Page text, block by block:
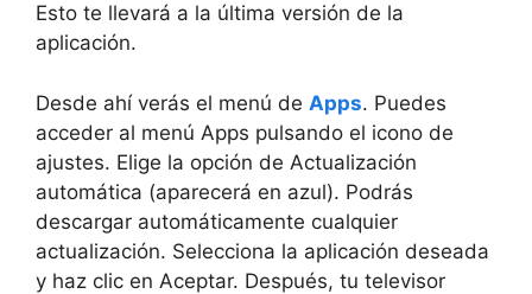
Esto te llevará a la última versión de la
aplicación.
Desde ahí verás el menú de Apps. Puedes
acceder al menú Apps pulsando el icono de
ajustes. Elige la opción de Actualización
automática (aparecerá en azul). Podrás
descargar automáticamente cualquier
actualización. Selecciona la aplicación deseada
y haz clic en Aceptar. Después, tu televisor